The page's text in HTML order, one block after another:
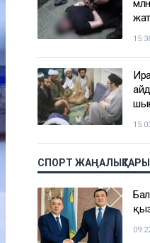
СПОРТ ЖАҢАЛЫҚТАРЫ